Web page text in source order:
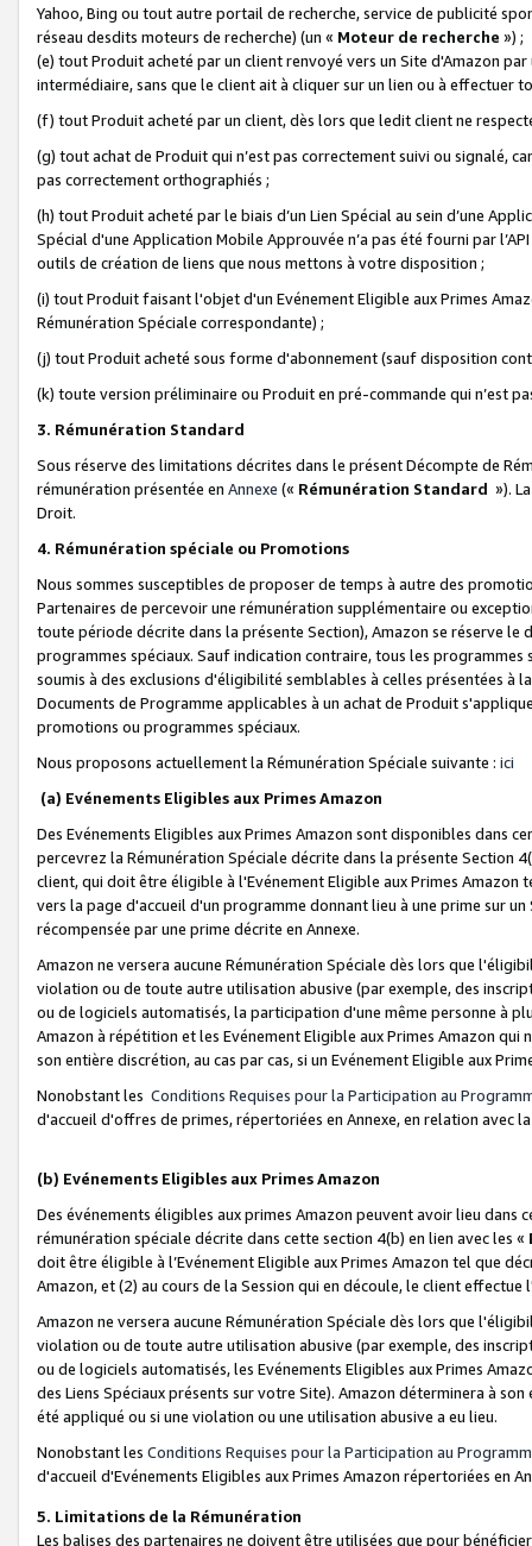
Yahoo, Bing ou tout autre portail de recherche, service de publicité
réseau desdits moteurs de recherche) (un « Moteur de recherche ») ;
(e) tout Produit acheté par un client renvoyé vers un Site d'Amazon
intermédiaire, sans que le client ait à cliquer sur un lien ou à
(f) tout Produit acheté par un client, dès lors que ledit client ne
(g) tout achat de Produit qui n’est pas correctement suivi ou signalé,
pas correctement orthographiés ;
(h) tout Produit acheté par le biais d’un Lien Spécial au sein d’une
Spécial d'une Application Mobile Approuvée n’a pas été fourni par
outils de création de liens que nous mettons à votre disposition ;
(i) tout Produit faisant l'objet d'un Evénement Eligible aux Primes
Rémunération Spéciale correspondante) ;
(j) tout Produit acheté sous forme d'abonnement (sauf disposition
(k) toute version préliminaire ou Produit en pré-commande qui n’est
3. Rémunération Standard
Sous réserve des limitations décrites dans le présent Décompte de
rémunération présentée en Annexe (« Rémunération Standard »).
Droit.
4. Rémunération spéciale ou Promotions
Nous sommes susceptibles de proposer de temps à autre des
Partenaires de percevoir une rémunération supplémentaire ou
toute période décrite dans la présente Section), Amazon se réserve
programmes spéciaux. Sauf indication contraire, tous les
soumis à des exclusions d'éligibilité semblables à celles présentées à
Documents de Programme applicables à un achat de Produit
promotions ou programmes spéciaux.
Nous proposons actuellement la Rémunération Spéciale suivante : ici
(a) Evénements Eligibles aux Primes Amazon
Des Evénements Eligibles aux Primes Amazon sont disponibles dans
percevrez la Rémunération Spéciale décrite dans la présente Section
client, qui doit être éligible à l'Evénement Eligible aux Primes Amazon
vers la page d'accueil d'un programme donnant lieu à une prime sur
récompensée par une prime décrite en Annexe.
Amazon ne versera aucune Rémunération Spéciale dès lors que
violation ou de toute autre utilisation abusive (par exemple, des
ou de logiciels automatisés, la participation d'une même personne à
Amazon à répétition et les Evénement Eligible aux Primes Amazon qui
son entière discrétion, au cas par cas, si un Evénement Eligible aux
Nonobstant les Conditions Requises pour la Participation au
d'accueil d'offres de primes, répertoriées en Annexe, en relation avec
(b) Evénements Eligibles aux Primes Amazon
Des événements éligibles aux primes Amazon peuvent avoir lieu dans
rémunération spéciale décrite dans cette section 4(b) en lien avec les «
doit être éligible à l’Evénement Eligible aux Primes Amazon tel que
Amazon, et (2) au cours de la Session qui en découle, le client
Amazon ne versera aucune Rémunération Spéciale dès lors que
violation ou de toute autre utilisation abusive (par exemple, des
ou de logiciels automatisés, les Evénements Eligibles aux Primes
des Liens Spéciaux présents sur votre Site). Amazon déterminera à
été appliqué ou si une violation ou une utilisation abusive a eu lieu.
Nonobstant les Conditions Requises pour la Participation au
d'accueil d'Evénements Eligibles aux Primes Amazon répertoriées en
5. Limitations de la Rémunération
Les balises des partenaires ne doivent être utilisées que pour